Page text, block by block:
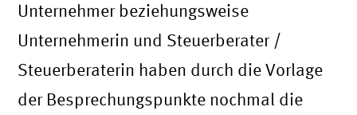
Unternehmer beziehungsweise
Unternehmerin und Steuerberater /
Steuerberaterin haben durch die Vorlage
der Besprechungspunkte nochmal die